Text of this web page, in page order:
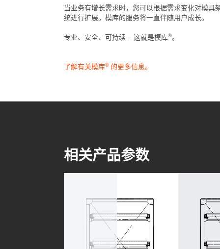
当业务有增长需求时，您可以根据需求变化对模具
统进行扩展。模库的服务将一直伴随用户成长。
专业、安全、可持续 – 这就是模库®。
了解有关模库® 的更多信息。
相关产品参数